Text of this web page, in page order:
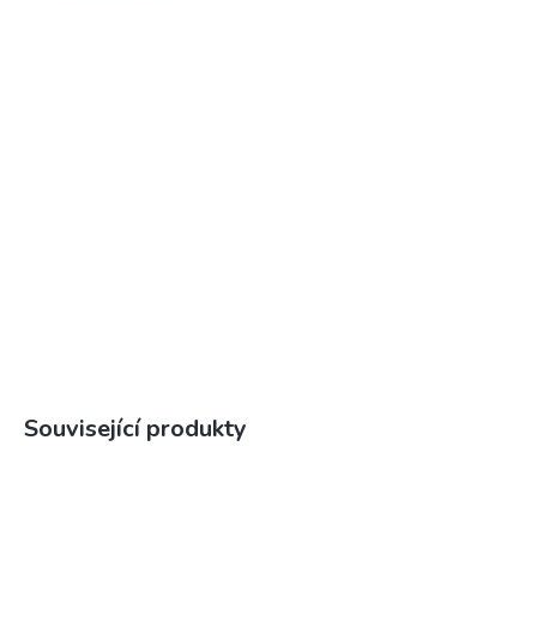
Související produkty